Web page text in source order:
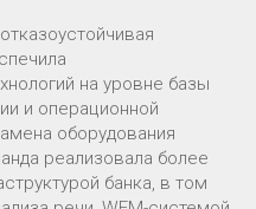
на уровне базы
и операционной
оборудования
реализовала более
банка, в том